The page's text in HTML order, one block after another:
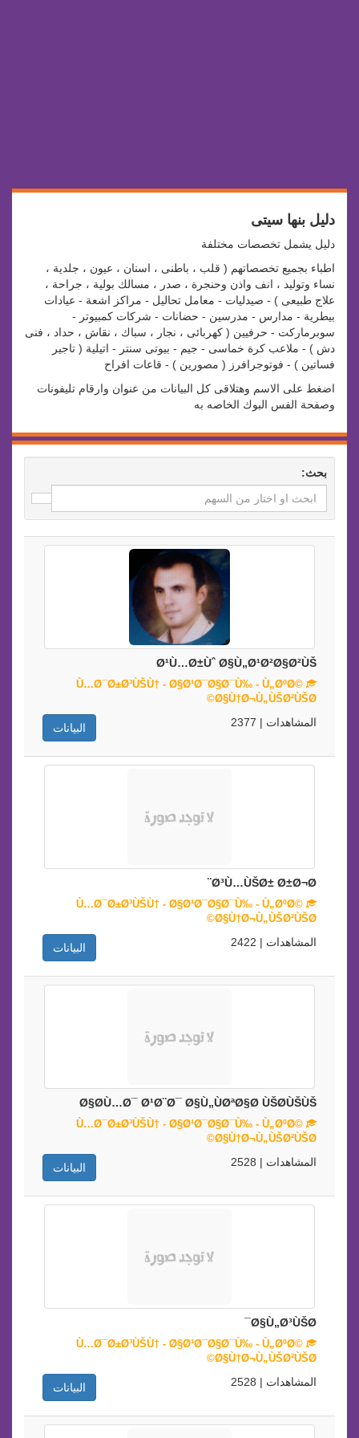
دليل بنها سيتى
دليل يشمل تخصصات مختلفة
اطباء بجميع تخصصاتهم ( قلب ، باطنى ، اسنان ، عيون ، جلدية ،
نساء وتوليد ، انف واذن وحنجرة ، صدر ، مسالك بولية ، جراحة ،
علاج طبيعى ) - صيدليات - معامل تحاليل - مراكز اشعة - عيادات
بيطرية - مدارس - مدرسين - حضانات - شركات كمبيوتر -
سوبرماركت - حرفيين ( كهربائى ، نجار ، سباك ، نقاش ، حداد ، فنى
دش ) - ملاعب كرة خماسى - جيم - بيوتى سنتر - اتيلية ( تاجير
فساتين ) - فوتوجرافرز ( مصورين ) - قاعات افراح
اضغط على الاسم وهتلاقى كل البيانات من عنوان وارقام تليفونات
وصفحة الفس البوك الخاصه به
بحث:
Ø¹Ù…Ø±Ùˆ Ø§Ù„Ø¹Ø²Ø§Ø²ÙŠ
Ù…Ø¯Ø±Ø³ÙŠÙ† - Ø§Ø¹Ø¯Ø§Ø¯Ù‰ - Ù„ØºØ©
Ø§Ù†Ø¬Ù„ÙŠØ²ÙŠØ©
البيانات المشاهدات | 2377
Ø³Ù…ÙŠØ± Ø±Ø¬Ø¨
Ù…Ø¯Ø±Ø³ÙŠÙ† - Ø§Ø¹Ø¯Ø§Ø¯Ù‰ - Ù„ØºØ©
Ø§Ù†Ø¬Ù„ÙŠØ²ÙŠØ©
البيانات المشاهدات | 2422
Ø§Ø­Ù…Ø¯ Ø¹Ø¨Ø¯ Ø§Ù„ÙØªØ§Ø­ ÙŠØ­ÙŠÙŠ
Ù…Ø¯Ø±Ø³ÙŠÙ† - Ø§Ø¹Ø¯Ø§Ø¯Ù‰ - Ù„ØºØ©
Ø§Ù†Ø¬Ù„ÙŠØ²ÙŠØ©
البيانات المشاهدات | 2528
Ø§Ù„Ø³ÙŠØ¯
Ù…Ø¯Ø±Ø³ÙŠÙ† - Ø§Ø¹Ø¯Ø§Ø¯Ù‰ - Ù„ØºØ©
Ø§Ù†Ø¬Ù„ÙŠØ²ÙŠØ©
البيانات المشاهدات | 2528